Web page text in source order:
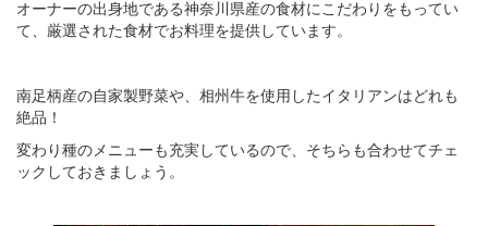
オーナーの出身地である神奈川県産の食材にこだわりをもってい
て、厳選された食材でお料理を提供しています。
南足柄産の自家製野菜や、相州牛を使用したイタリアンはどれも
絶品！
変わり種のメニューも充実しているので、そちらも合わせてチェ
ックしておきましょう。